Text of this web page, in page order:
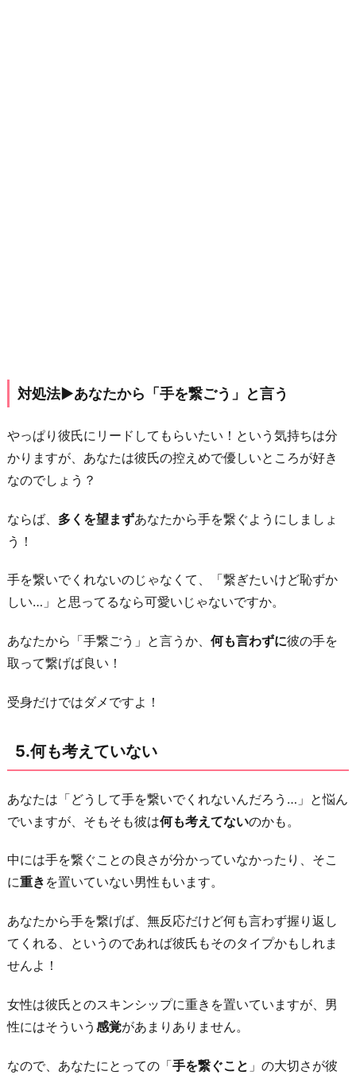
後
の
こ
と
を
え
わ
り
に
対処法▶︎あなたから「手を繋ごう」と言う
やっぱり彼氏にリードしてもらいたい！という気持ちは分
かりますが、あなたは彼氏の控えめで優しいところが好き
なのでしょう？
ならば、 多くを望まずあなたから手を繋ぐようにしましょ
う！
手を繋いでくれないのじゃなくて、「繋ぎたいけど恥ずか
しい…」と思ってるなら可愛いじゃないですか。
あなたから「手繋ごう」と言うか、 何も言わずに彼の手を
取って繋げば良い！
受身だけではダメですよ！
5.何も考えていない
あなたは「どうして手を繋いでくれないんだろう…」と悩ん
でいますが、そもそも彼は何も考えてないのかも。
中には手を繋ぐことの良さが分かっていなかったり、そこ
に重き を置いていない男性もいます。
あなたから手を繋げば、無反応だけど何も言わず握り返し
てくれる、というのであれば彼氏もそのタイプかもしれま
せんよ！
女性は彼氏とのスキンシップに重きを置いていますが、男
性にはそういう 感覚があまりありません。
なので、あなたにとっての「手を繋ぐこと 」の大切さが彼